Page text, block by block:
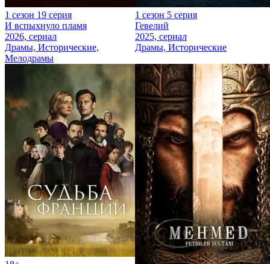
1 сезон 19 серия
И вспыхнуло пламя
2026, сериал
Драмы, Исторические,
Мелодрамы
1 сезон 5 серия
Гевелий
2025, сериал
Драмы, Исторические